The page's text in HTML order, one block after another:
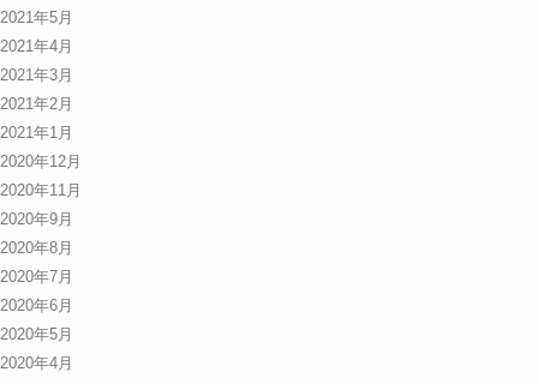
2021年5月
2021年4月
2021年3月
2021年2月
2021年1月
2020年12月
2020年11月
2020年9月
2020年8月
2020年7月
2020年6月
2020年5月
2020年4月